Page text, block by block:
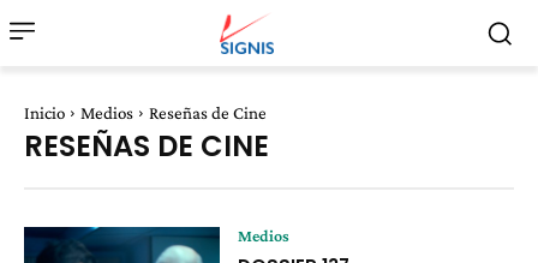
Inicio Medios Reseñas de Cine
RESEÑAS DE CINE
Medios